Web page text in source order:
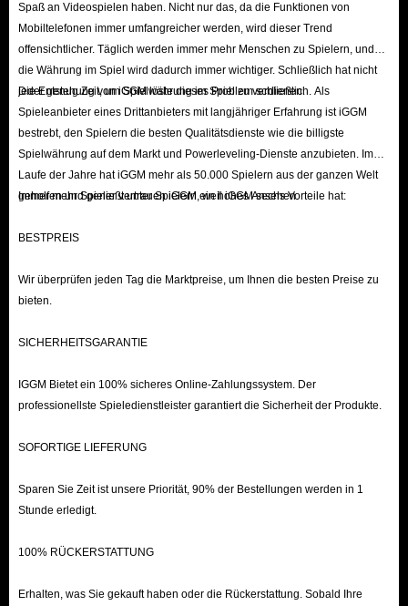
Spaß an Videospielen haben. Nicht nur das, da die Funktionen von
Mobiltelefonen immer umfangreicher werden, wird dieser Trend
offensichtlicher. Täglich werden immer mehr Menschen zu Spielern, und
die Währung im Spiel wird dadurch immer wichtiger. Schließlich hat nicht
jeder genug Zeit, um Spielwährung im Spiel zu verdienen.
Die Entstehung von iGGM löste dieses Problem schließlich. Als
Spieleanbieter eines Drittanbieters mit langjähriger Erfahrung ist iGGM
bestrebt, den Spielern die besten Qualitätsdienste wie die billigste
Spielwährung auf dem Markt und Powerleveling-Dienste anzubieten. Im
Laufe der Jahre hat iGGM mehr als 50.000 Spielern aus der ganzen Welt
geholfen und genießt unter Spielern ein hohes Ansehen.
Immer mehr Spieler vertrauen iGGM, weil iGGM sechs Vorteile hat:
BESTPREIS
Wir überprüfen jeden Tag die Marktpreise, um Ihnen die besten Preise zu
bieten.
SICHERHEITSGARANTIE
IGGM Bietet ein 100% sicheres Online-Zahlungssystem. Der
professionellste Spieledienstleister garantiert die Sicherheit der Produkte.
SOFORTIGE LIEFERUNG
Sparen Sie Zeit ist unsere Priorität, 90% der Bestellungen werden in 1
Stunde erledigt.
100% RÜCKERSTATTUNG
Erhalten, was Sie gekauft haben oder die Rückerstattung. Sobald Ihre